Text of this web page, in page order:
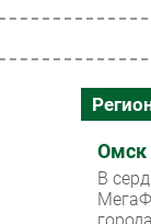
Новости
Омск
В